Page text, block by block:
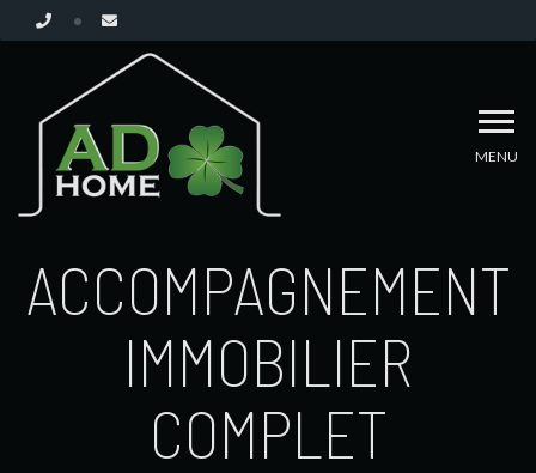
MENU
ACCOMPAGNEMENT
IMMOBILIER
COMPLET